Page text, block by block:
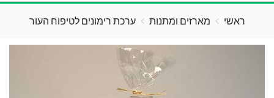
ראשי מארזים ומתנות ערכת רימונים לטיפוח העור